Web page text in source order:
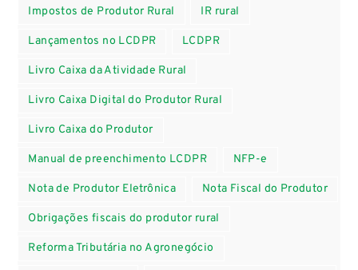
Impostos de Produtor Rural IR rural
Lançamentos no LCDPR LCDPR
Livro Caixa da Atividade Rural
Livro Caixa Digital do Produtor Rural
Livro Caixa do Produtor
Manual de preenchimento LCDPR NFP-e
Nota de Produtor Eletrônica Nota Fiscal do Produtor
Obrigações fiscais do produtor rural
Reforma Tributária no Agronegócio